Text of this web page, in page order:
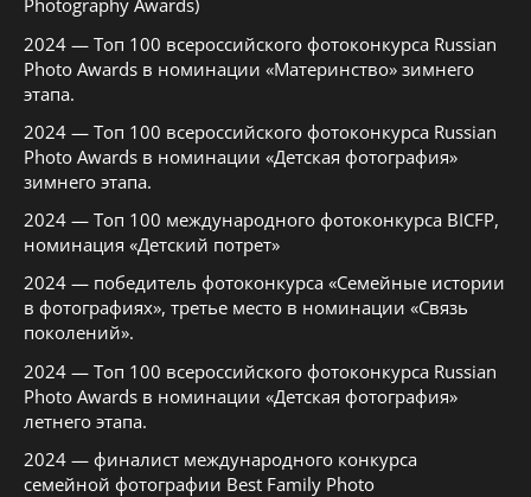
Photography Awards)
2024 — Топ 100 всероссийского фотоконкурса Russian
Photo Awards в номинации «Материнство» зимнего
этапа.
2024 — Топ 100 всероссийского фотоконкурса Russian
Photo Awards в номинации «Детская фотография»
зимнего этапа.
2024 — Топ 100 международного фотоконкурса BICFP,
номинация «Детский потрет»
2024 — победитель фотоконкурса «Семейные истории
в фотографиях», третье место в номинации «Связь
поколений».
2024 — Топ 100 всероссийского фотоконкурса Russian
Photo Awards в номинации «Детская фотография»
летнего этапа.
2024 — финалист международного конкурса
семейной фотографии Best Family Photo